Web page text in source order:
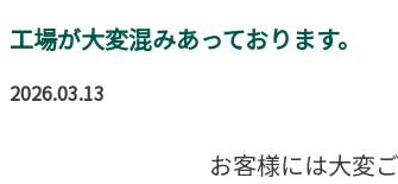
工場が大変混みあっております。
2026.03.13
お客様には大変